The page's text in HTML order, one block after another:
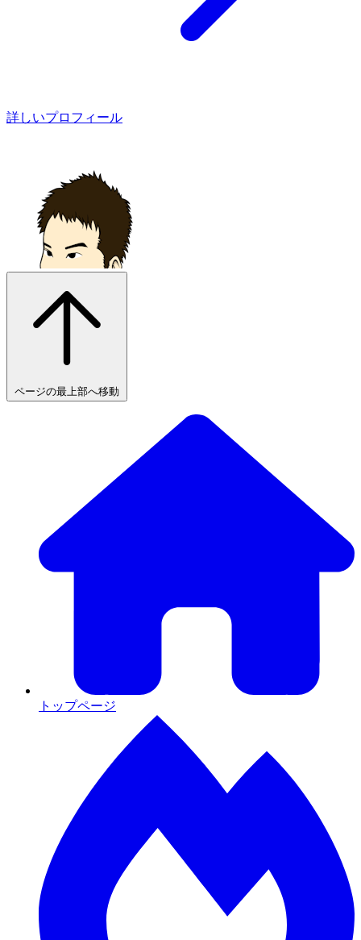
詳しいプロフィール
ページの最上部へ移動
トップページ